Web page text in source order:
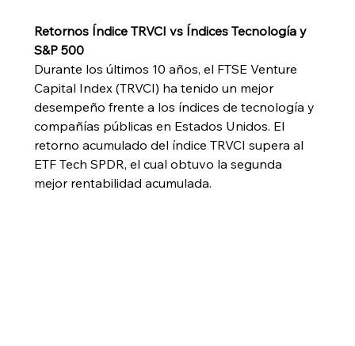
Retornos Índice TRVCI vs Índices Tecnología y
S&P 500
Durante los últimos 10 años, el FTSE Venture
Capital Index (TRVCI) ha tenido un mejor
desempeño frente a los índices de tecnología y
compañías públicas en Estados Unidos. El
retorno acumulado del índice TRVCI supera al
ETF Tech SPDR, el cual obtuvo la segunda
mejor rentabilidad acumulada.